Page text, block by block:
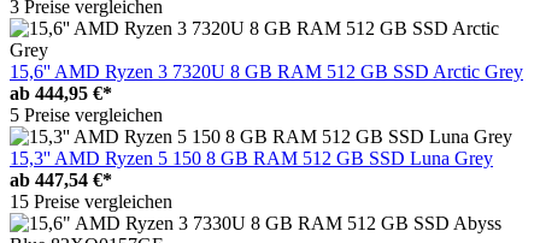
3 Preise vergleichen
15,6'' AMD Ryzen 3 7320U 8 GB RAM 512 GB SSD Arctic Grey
ab 444,95 €*
5 Preise vergleichen
15,3'' AMD Ryzen 5 150 8 GB RAM 512 GB SSD Luna Grey
ab 447,54 €*
15 Preise vergleichen